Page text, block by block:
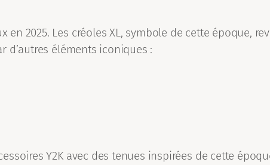
2025. Les créoles XL, symbole de cette époque,
d’autres éléments iconiques :
Y2K avec des tenues inspirées de cette